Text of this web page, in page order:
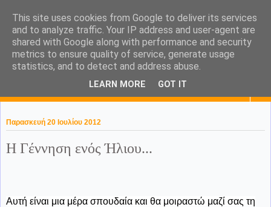
KaPa. Me without you...tea
without a biscuit!
Παρασκευή 20 Ιουλίου 2012
Η Γέννηση ενός Ήλιου...
Αυτή είναι μια μέρα σπουδαία και θα μοιραστώ μαζί σας τη
This site uses cookies from Google to deliver its services
and to analyze traffic. Your IP address and user-agent are
shared with Google along with performance and security
metrics to ensure quality of service, generate usage
statistics, and to detect and address abuse.
LEARN MORE GOT IT